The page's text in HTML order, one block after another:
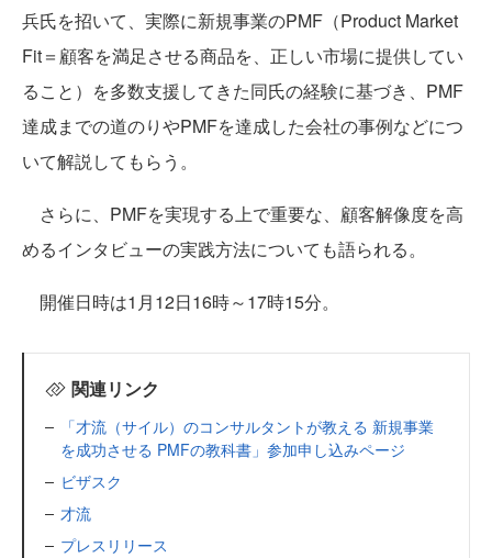
兵氏を招いて、実際に新規事業のPMF（Product Market
Fit＝顧客を満足させる商品を、正しい市場に提供してい
ること）を多数支援してきた同氏の経験に基づき、PMF
達成までの道のりやPMFを達成した会社の事例などにつ
いて解説してもらう。
さらに、PMFを実現する上で重要な、顧客解像度を高
めるインタビューの実践方法についても語られる。
開催日時は1月12日16時～17時15分。
関連リンク
「才流（サイル）のコンサルタントが教える 新規事業
を成功させる PMFの教科書」参加申し込みページ
ビザスク
才流
プレスリリース